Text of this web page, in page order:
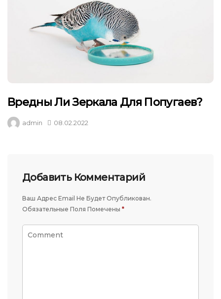
Вредны Ли Зеркала Для Попугаев?
admin 08.02.2022
Добавить Комментарий
Ваш Адрес Email Не Будет Опубликован.
Обязательные Поля Помечены *